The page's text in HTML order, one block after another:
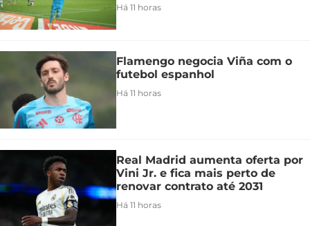
Há 11 horas
Flamengo negocia Viña com o
futebol espanhol
Há 11 horas
Real Madrid aumenta oferta por
Vini Jr. e fica mais perto de
renovar contrato até 2031
Há 11 horas